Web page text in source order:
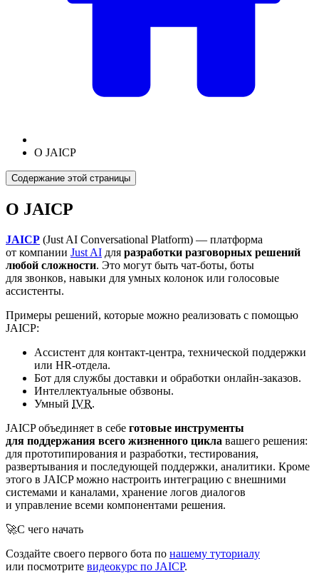
О JAICP
Содержание этой страницы
О JAICP
JAICP (Just AI Conversational Platform) — платформа
от компании Just AI для разработки разговорных решений
любой сложности. Это могут быть чат-боты, боты
для звонков, навыки для умных колонок или голосовые
ассистенты.
Примеры решений, которые можно реализовать с помощью
JAICP:
Ассистент для контакт-центра, технической поддержки
или HR-отдела.
Бот для службы доставки и обработки онлайн-заказов.
Интеллектуальные обзвоны.
Умный IVR.
JAICP объединяет в себе готовые инструменты
для поддержания всего жизненного цикла вашего решения:
для прототипирования и разработки, тестирования,
развертывания и последующей поддержки, аналитики. Кроме
этого в JAICP можно настроить интеграцию с внешними
системами и каналами, хранение логов диалогов
и управление всеми компонентами решения.
🚀С чего начать
Создайте своего первого бота по нашему туториалу
или посмотрите видеокурс по JAICP.